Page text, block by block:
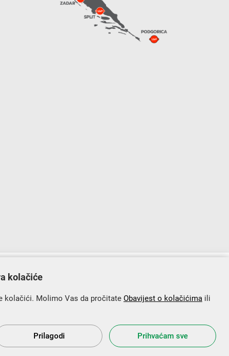
programa „Konkurentnost i kohezija”.
kolačiće
kolačići. Molimo Vas da pročitate Obavijest o kolačićima ili
Prilagodi Prihvaćam sve